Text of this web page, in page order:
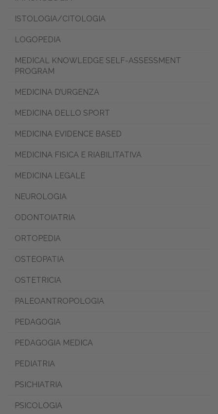
ISTOLOGIA/CITOLOGIA
LOGOPEDIA
MEDICAL KNOWLEDGE SELF-ASSESSMENT
PROGRAM
MEDICINA D’URGENZA
MEDICINA DELLO SPORT
MEDICINA EVIDENCE BASED
MEDICINA FISICA E RIABILITATIVA
MEDICINA LEGALE
NEUROLOGIA
ODONTOIATRIA
ORTOPEDIA
OSTEOPATIA
OSTETRICIA
PALEOANTROPOLOGIA
PEDAGOGIA
PEDAGOGIA MEDICA
PEDIATRIA
PSICHIATRIA
PSICOLOGIA